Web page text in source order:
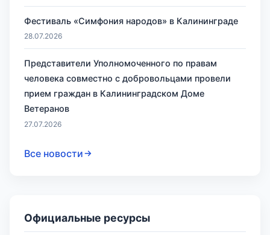
Фестиваль «Симфония народов» в Калининграде
28.07.2026
Представители Уполномоченного по правам
человека совместно с добровольцами провели
прием граждан в Калининградском Доме
Ветеранов
27.07.2026
Все новости
Официальные ресурсы